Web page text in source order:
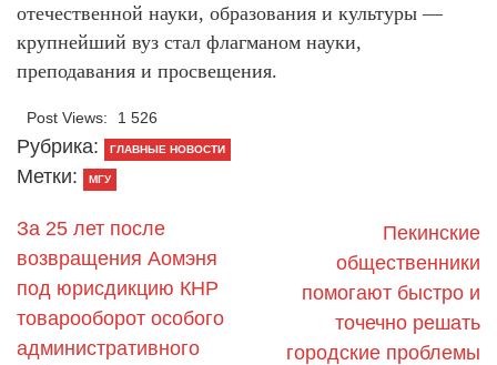
отечественной науки, образования и культуры —
крупнейший вуз стал флагманом науки,
преподавания и просвещения.
Post Views: 1 526
Рубрика: ГЛАВНЫЕ НОВОСТИ
Метки: МГУ
За 25 лет после
возвращения Аомэня
под юрисдикцию КНР
товарооборот особого
административного
Пекинские
общественники
помогают быстро и
точечно решать
городские проблемы